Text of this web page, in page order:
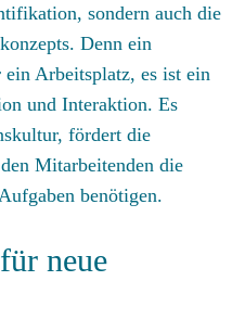
sondern auch die
Denn ein
Arbeitsplatz, es ist ein
und Interaktion. Es
fördert die
Mitarbeitenden die
benötigen.
neue